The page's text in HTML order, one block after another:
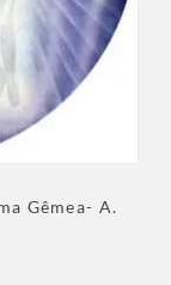
Gêmea- A.